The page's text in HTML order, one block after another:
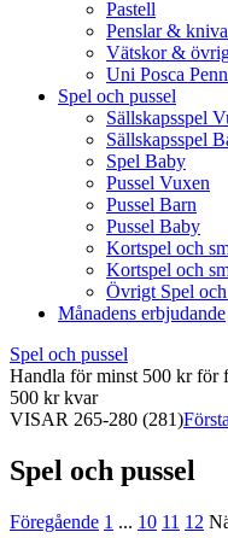
Pastell
Penslar &
Vätskor &
Uni Posca
Spel och pussel
Sällskapsspel
Sällskapsspel
Spel Baby
Pussel Vuxen
Pussel Barn
Pussel Baby
Kortspel och
Kortspel och
Övrigt Spel och
Månadens erbjudande
Spel och pussel
Handla för minst 500 kr för
500 kr kvar
VISAR 265-280 (281)Första
Spel och pussel
Föregående 1 ... 10 11 12